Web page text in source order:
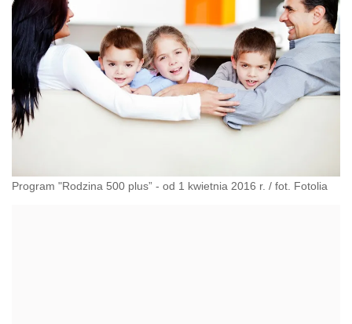
Program "Rodzina 500 plus” - od 1 kwietnia 2016 r. / fot. Fotolia